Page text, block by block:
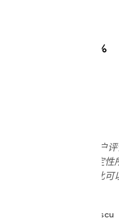
户百分比降低了 10%
只能依靠含糊不清的用户
现在则可以获得提高稳定
力投入到问题排查，因此
署运营经理 Oana Radulescu